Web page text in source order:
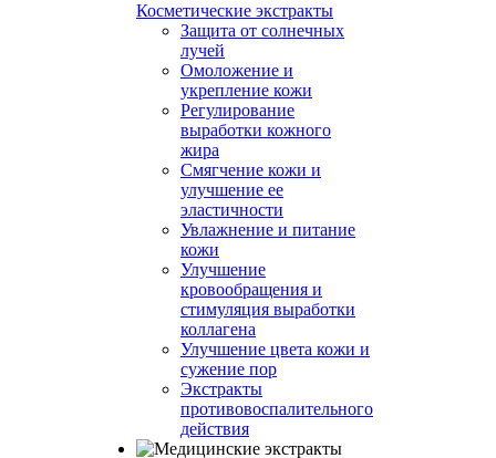
Косметические экстракты
Защита от солнечных
лучей
Омоложение и
укрепление кожи
Регулирование
выработки кожного
жира
Смягчение кожи и
улучшение ее
эластичности
Увлажнение и питание
кожи
Улучшение
кровообращения и
стимуляция выработки
коллагена
Улучшение цвета кожи и
сужение пор
Экстракты
противовоспалительного
действия